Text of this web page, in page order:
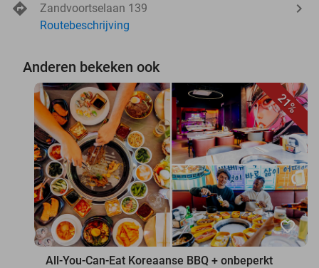
Zandvoortselaan 139
Routebeschrijving
Anderen bekeken ook
21%
favorite_border
All-You-Can-Eat Koreaanse BBQ + onbeperkt